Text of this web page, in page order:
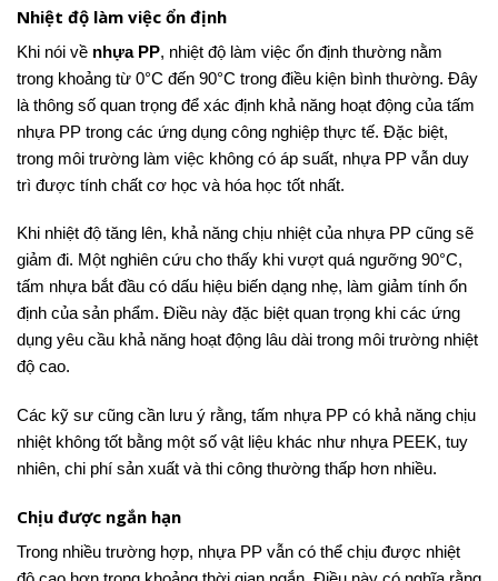
Nhiệt độ làm việc ổn định
Khi nói về nhựa PP, nhiệt độ làm việc ổn định thường nằm
trong khoảng từ 0°C đến 90°C trong điều kiện bình thường. Đây
là thông số quan trọng để xác định khả năng hoạt động của tấm
nhựa PP trong các ứng dụng công nghiệp thực tế. Đặc biệt,
trong môi trường làm việc không có áp suất, nhựa PP vẫn duy
trì được tính chất cơ học và hóa học tốt nhất.
Khi nhiệt độ tăng lên, khả năng chịu nhiệt của nhựa PP cũng sẽ
giảm đi. Một nghiên cứu cho thấy khi vượt quá ngưỡng 90°C,
tấm nhựa bắt đầu có dấu hiệu biến dạng nhẹ, làm giảm tính ổn
định của sản phẩm. Điều này đặc biệt quan trọng khi các ứng
dụng yêu cầu khả năng hoạt động lâu dài trong môi trường nhiệt
độ cao.
Các kỹ sư cũng cần lưu ý rằng, tấm nhựa PP có khả năng chịu
nhiệt không tốt bằng một số vật liệu khác như nhựa PEEK, tuy
nhiên, chi phí sản xuất và thi công thường thấp hơn nhiều.
Chịu được ngắn hạn
Trong nhiều trường hợp, nhựa PP vẫn có thể chịu được nhiệt